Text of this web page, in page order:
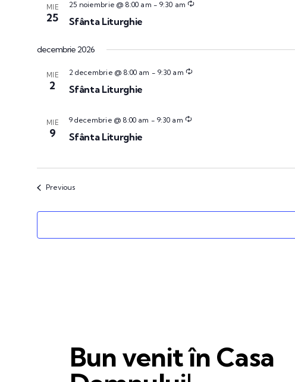
MIE
25
25 noiembrie @ 8:00 am -9:30 am
Sfânta Liturghie
decembrie 2026
MIE
2
2 decembrie @ 8:00 am - 9:30 am
Sfânta Liturghie
MIE
9
9 decembrie @ 8:00 am - 9:30 am
Sfânta Liturghie
Previous
Bun venit în Casa